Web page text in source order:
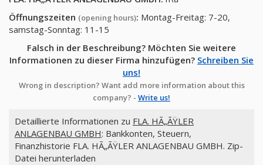
Öffnungszeiten (opening hours): Montag-Freitag: 7-20,
samstag-Sonntag: 11-15
Falsch in der Beschreibung? Möchten Sie weitere
Informationen zu dieser Firma hinzufügen? Schreiben Sie
uns!
Wrong in description? Want add more information about this
company? - Write us!
Detaillierte Informationen zu FLA. HÃ„ÃŸLER
ANLAGENBAU GMBH: Bankkonten, Steuern,
Finanzhistorie FLA. HÃ„ÃŸLER ANLAGENBAU GMBH. Zip-
Datei herunterladen